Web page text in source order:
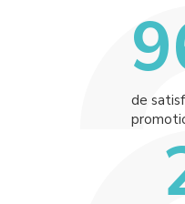
de